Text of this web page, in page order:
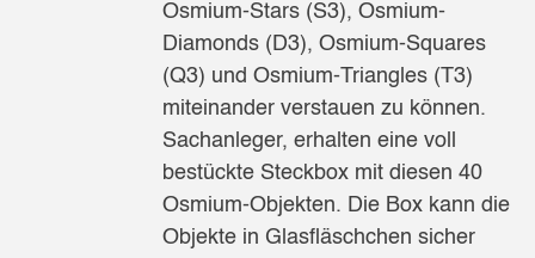
Osmium-Stars (S3), Osmium-
Diamonds (D3), Osmium-Squares
(Q3) und Osmium-Triangles (T3)
miteinander verstauen zu können.
Sachanleger, erhalten eine voll
bestückte Steckbox mit diesen 40
Osmium-Objekten. Die Box kann die
Objekte in Glasfläschchen sicher